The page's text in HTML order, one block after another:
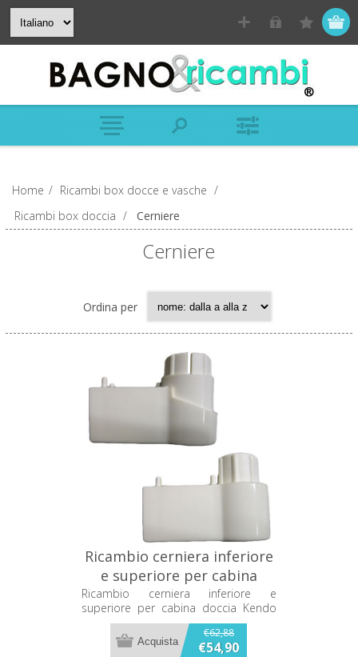
Home / Ricambi box docce e vasche /
Ricambi box doccia / Cerniere
Cerniere
Ordina per
Ricambio cerniera inferiore
e superiore per cabina
doccia Kendo Titan
CAKB9BI02
Ricambio cerniera inferiore e
superiore per cabina doccia Kendo
Titan CAKB9BI02
€62,88
€54,90